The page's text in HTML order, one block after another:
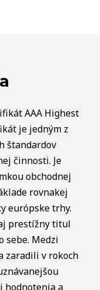
AAA Highest
je jedným z
štandardov
činnosti. Je
obchodnej
rovnakej
európske trhy.
prestížny titul
sebe. Medzi
zaradili v rokoch
hodnotenia a